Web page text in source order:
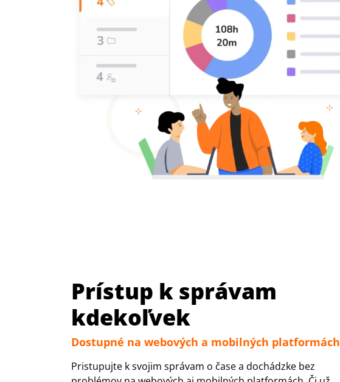
Prístup k správam
kdekoľvek
Dostupné na webových a mobilných platformách
Pristupujte k svojim správam o čase a dochádzke bez